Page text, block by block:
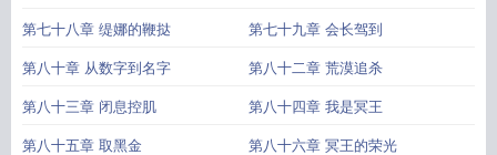
第七十八章 缇娜的鞭挞 第七十九章 会长驾到
第八十章 从数字到名字 第八十二章 荒漠追杀
第八十三章 闭息控肌 第八十四章 我是冥王
第八十五章 取黑金 第八十六章 冥王的荣光